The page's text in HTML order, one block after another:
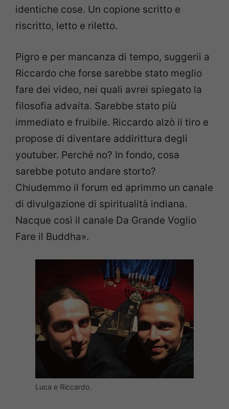
identiche cose. Un copione scritto e
riscritto, letto e riletto.
Pigro e per mancanza di tempo, suggerii a
Riccardo che forse sarebbe stato meglio
fare dei video, nei quali avrei spiegato la
filosofia advaita. Sarebbe stato più
immediato e fruibile. Riccardo alzò il tiro e
propose di diventare addirittura degli
youtuber. Perché no? In fondo, cosa
sarebbe potuto andare storto?
Chiudemmo il forum ed aprimmo un canale
di divulgazione di spiritualità indiana.
Nacque così il canale Da Grande Voglio
Fare il Buddha».
Luca e Riccardo.